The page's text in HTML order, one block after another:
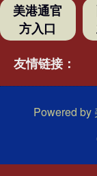
美港通官
方入口
友情链接：
Powered by